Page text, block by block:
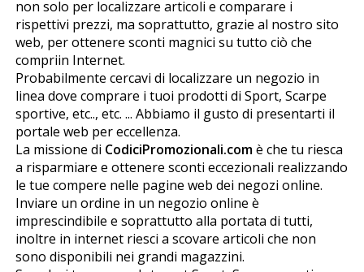
non solo per localizzare articoli e comparare i
rispettivi prezzi, ma soprattutto, grazie al nostro sito
web, per ottenere sconti magnifici su tutto ciò che
compriin Internet.
Probabilmente cercavi di localizzare un negozio in
linea dove comprare i tuoi prodotti di Sport, Scarpe
sportive, etc.., etc. ... Abbiamo il gusto di presentarti il
portale web per eccellenza.
La missione di CodiciPromozionali.comè che tu riesca
a risparmiare e ottenere sconti eccezionali realizzando
le tue compere nelle pagine web dei negozi online.
Inviare un ordine in un negozio online è
imprescindibile e soprattutto alla portata di tutti,
inoltre in internet riesci a scovare articoli che non
sono disponibili nei grandi magazzini.